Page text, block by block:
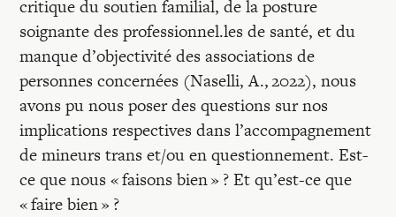
Mon compte
critique du soutien familial, de la posture
soignante des professionnel.les de santé, et du
manque d’objectivité des associations de
personnes concernées (Naselli, A., 2022), nous
avons pu nous poser des questions sur nos
implications respectives dans l’accompagnement
de mineurs trans et/ou en questionnement. Est-
ce que nous « faisons bien » ? Et qu’est-ce que
« faire bien » ?